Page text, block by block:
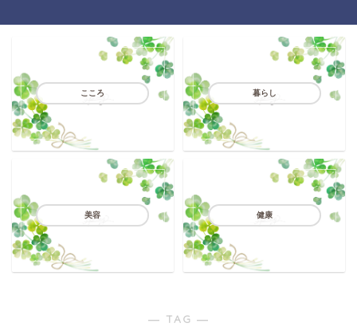
こころ 暮らし
美容 健康
― TAG ―